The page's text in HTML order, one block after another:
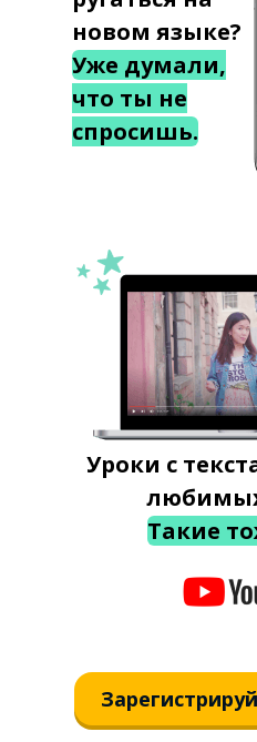
новом языке?
Уже думали,
что ты не
спросишь.
Уроки с
Такие